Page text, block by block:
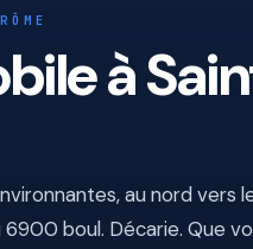
à
au nord vers
boul. Décarie. Que